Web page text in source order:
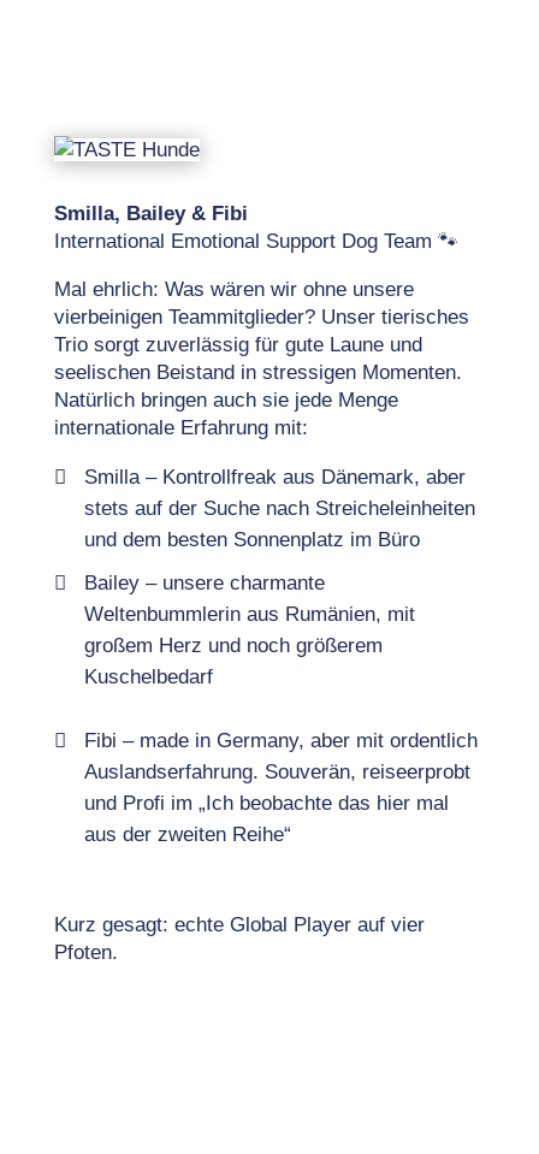
Smilla, Bailey & Fibi
International Emotional Support Dog Team 🐾
Mal ehrlich: Was wären wir ohne unsere
vierbeinigen Teammitglieder? Unser tierisches
Trio sorgt zuverlässig für gute Laune und
seelischen Beistand in stressigen Momenten.
Natürlich bringen auch sie jede Menge
internationale Erfahrung mit:
Smilla – Kontrollfreak aus Dänemark, aber
stets auf der Suche nach Streicheleinheiten
und dem besten Sonnenplatz im Büro
Bailey – unsere charmante
Weltenbummlerin aus Rumänien, mit
großem Herz und noch größerem
Kuschelbedarf
Fibi – made in Germany, aber mit ordentlich
Auslandserfahrung. Souverän, reiseerprobt
und Profi im „Ich beobachte das hier mal
aus der zweiten Reihe“
Kurz gesagt: echte Global Player auf vier
Pfoten.